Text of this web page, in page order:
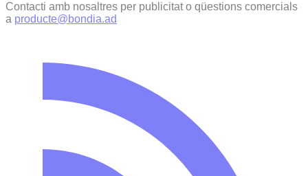
Contacti amb nosaltres per publicitat o qüestions comercials
a producte@bondia.ad